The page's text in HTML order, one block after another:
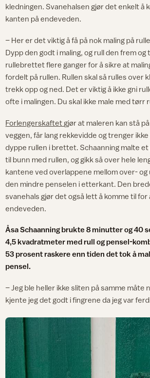
kledningen. Svanehalsen gjør det enkelt å
kanten på endeveden.
– Her er det viktig å få på nok maling på
Dypp den godt i maling, og rull den frem og
rullebrettet flere ganger for å sikre at
fordelt på rullen. Rullen skal så rulles over
trekk opp og ned. Det er viktig å ikke gni
ofte i malingen. Du skal ikke male med tørr
Forlengerskaftetgjør at maleren kan stå
veggen, får lang rekkevidde og trenger ikke
dyppe rullen i brettet. Schaanning malte
til bunn med rullen, og gikk så over hele
kantene ved overlappene mellom over- og
den mindre penselen i etterkant. Den
svanehals gjør det også lett å komme til for
endeveden.
Åsa Schaanning brukte 8 minutter og 40
4,5 kvadratmeter med rull og pensel-
53 prosent raskere enn tiden det tok å
pensel.
– Jeg ble heller ikke sliten på samme måte
kjente jeg det godt i fingrene da jeg var